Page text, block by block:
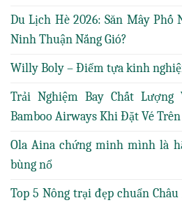
Du Lịch Hè 2026: Săn Mây
Ninh Thuận Nắng Gió?
Willy Boly – Điểm tựa kinh
Trải Nghiệm Bay Chất Lượng
Bamboo Airways Khi Đặt Vé
Ola Aina chứng minh mình là
bùng nổ
Top 5 Nông trại đẹp chuẩn